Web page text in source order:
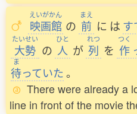
えいがかん
映画館 の
まえ
前 に は す
たいせい
大勢 の
ひと
人 が
れつ
列 を
つく
作
ま
待っていた。
There were already a
line in front of the movie